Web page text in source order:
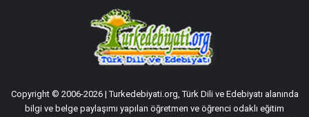
Copyright © 2006-2026 | Turkedebiyati.org, Türk Dili ve Edebiyatı alanında
bilgi ve belge paylaşımı yapılan öğretmen ve öğrenci odaklı eğitim